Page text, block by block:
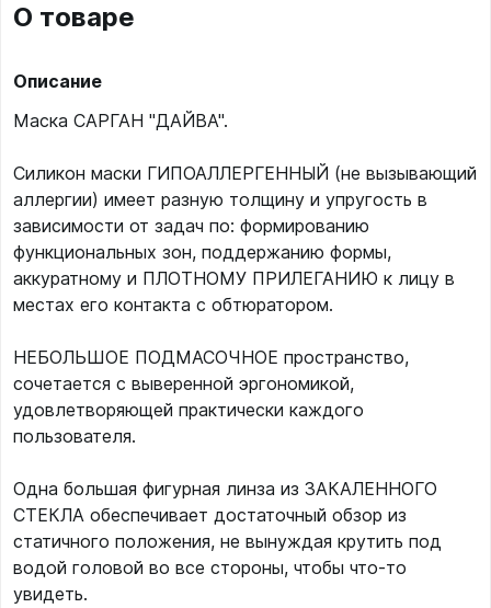
О товаре
Описание
Маска САРГАН "ДАЙВА".
Силикон маски ГИПОАЛЛЕРГЕННЫЙ (не вызывающий
аллергии) имеет разную толщину и упругость в
зависимости от задач по: формированию
функциональных зон, поддержанию формы,
аккуратному и ПЛОТНОМУ ПРИЛЕГАНИЮ к лицу в
местах его контакта с обтюратором.
НЕБОЛЬШОЕ ПОДМАСОЧНОЕ пространство,
сочетается с выверенной эргономикой,
удовлетворяющей практически каждого
пользователя.
Одна большая фигурная линза из ЗАКАЛЕННОГО
СТЕКЛА обеспечивает достаточный обзор из
статичного положения, не вынуждая крутить под
водой головой во все стороны, чтобы что-то
увидеть.